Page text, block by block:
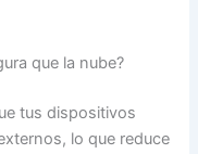
que la nube?
tus dispositivos
lo que reduce